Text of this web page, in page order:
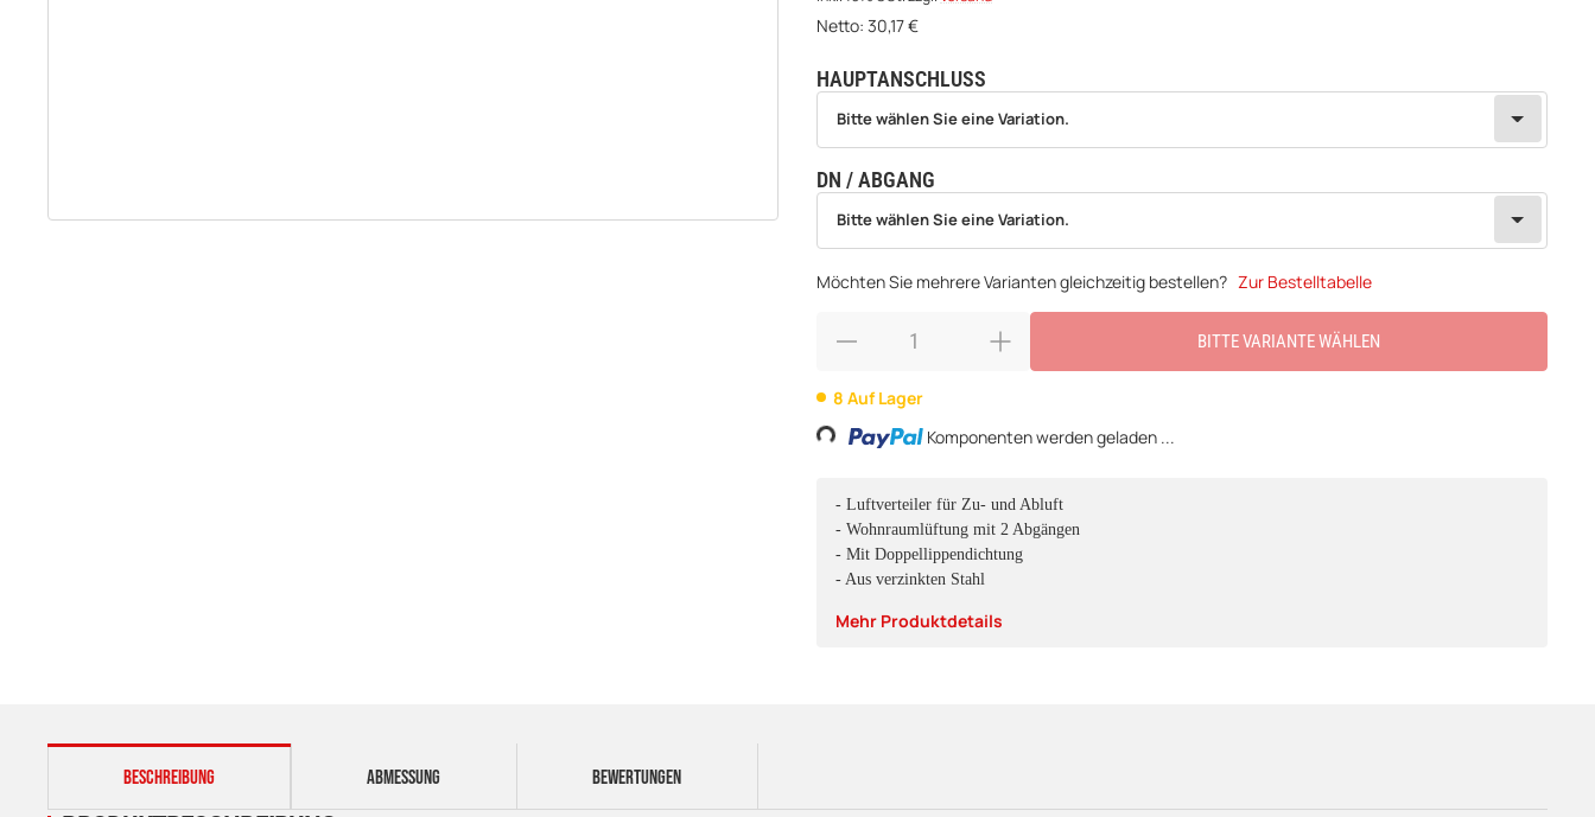
Netto: 30,17€
HAUPTANSCHLUSS
wählen
Bitte wählen Sie eine Variation.
DN / ABGANG
wählen
Bitte wählen Sie eine Variation.
Möchten Sie mehrere Varianten gleichzeitig bestellen? Zur Bestelltabelle
BITTE VARIANTE WÄHLEN
8 Auf Lager
Loading... Komponenten werden geladen ...
- Luftverteiler für Zu- und Abluft
- Wohnraumlüftung mit 2 Abgängen
- Mit Doppellippendichtung
- Aus verzinkten Stahl
Mehr Produktdetails
weitere Registerkarten anzeigen
BESCHREIBUNG ABMESSUNG BEWERTUNGEN